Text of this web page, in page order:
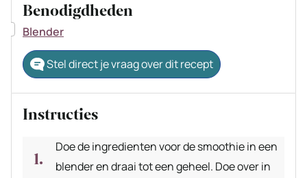
Benodigdheden
▢
Blender
Stel direct je vraag over dit recept
Instructies
Doe de ingredienten voor de smoothie in een
blender en draai tot een geheel. Doe over in